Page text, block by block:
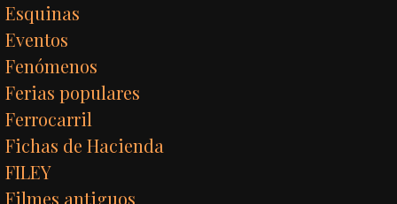
Esquinas
Eventos
Fenómenos
Ferias populares
Ferrocarril
Fichas de Hacienda
FILEY
Filmes antiguos